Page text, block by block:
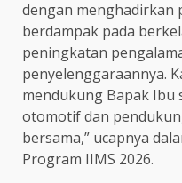
dengan
berdampak pada
peningkatan
penyelenggaraannya.
mendukung Bapak Ibu
otomotif dan
bersama,” ucapnya
Program IIMS 2026.